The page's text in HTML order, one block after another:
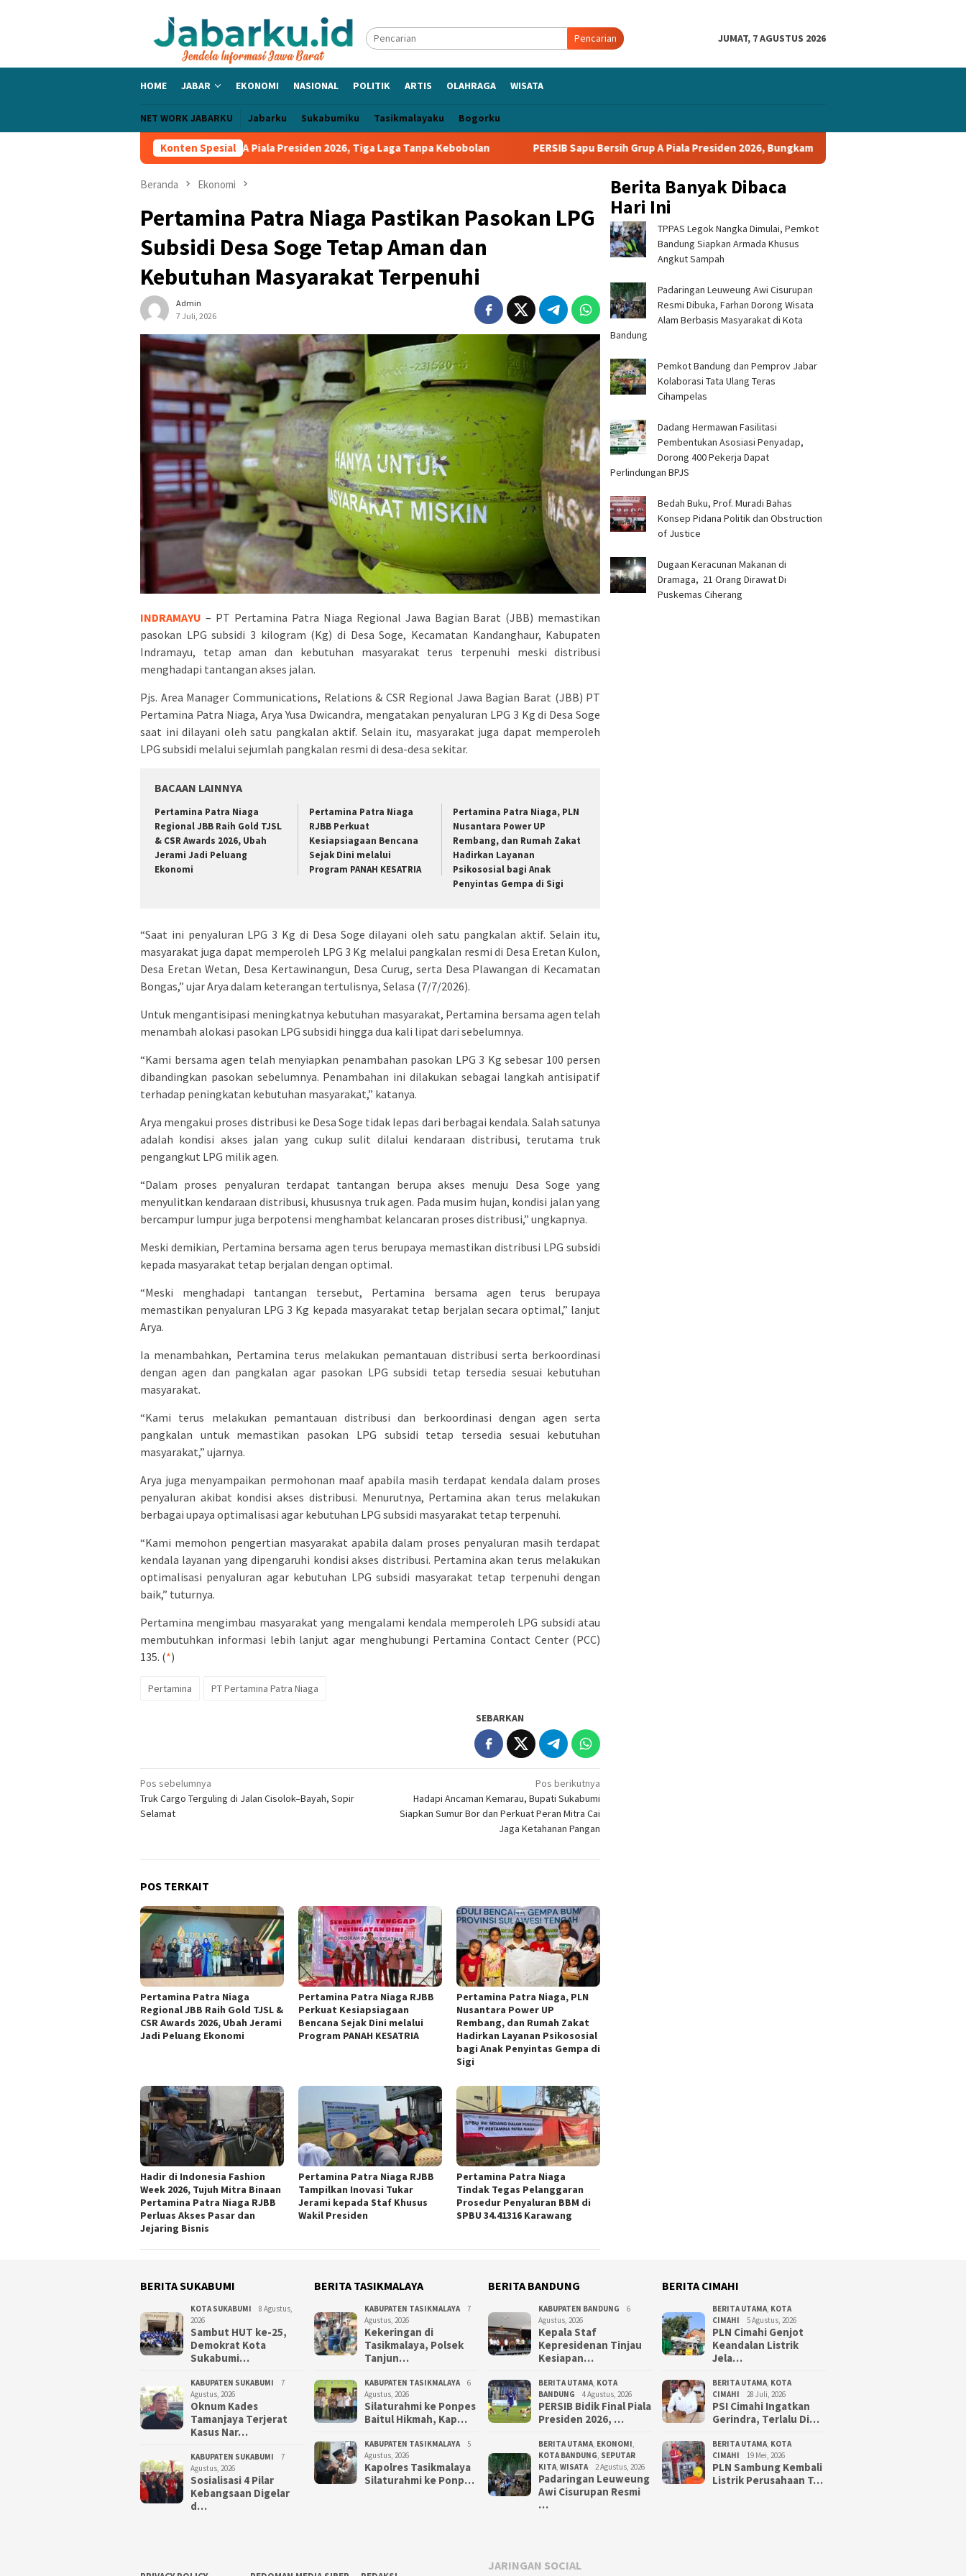
Pencarian JUMAT, 7 AGUSTUS 2026
HOME JABAR EKONOMI NASIONAL POLITIK ARTIS OLAHRAGA WISATA
NET WORK JABARKU Jabarku Sukabumiku Tasikmalayaku Bogorku
Konten Spesial
PERSIB Sapu Bersih Grup A Piala Presiden 2026, Tiga Laga Tanpa Kebobolan PERSIB Sapu Bersih Grup A Piala Presiden 2026, Bungkam Tampines Rovers 1-0 dan Lolos ke Semifinal
Beranda Ekonomi
Pertamina Patra Niaga Pastikan Pasokan LPG
Subsidi Desa Soge Tetap Aman dan
Kebutuhan Masyarakat Terpenuhi
Admin
7 Juli, 2026
INDRAMAYU – PT Pertamina Patra Niaga Regional Jawa Bagian Barat (JBB) memastikan
pasokan LPG subsidi 3 kilogram (Kg) di Desa Soge, Kecamatan Kandanghaur, Kabupaten
Indramayu, tetap aman dan kebutuhan masyarakat terus terpenuhi meski distribusi
menghadapi tantangan akses jalan.
Pjs. Area Manager Communications, Relations & CSR Regional Jawa Bagian Barat (JBB) PT
Pertamina Patra Niaga, Arya Yusa Dwicandra, mengatakan penyaluran LPG 3 Kg di Desa Soge
saat ini dilayani oleh satu pangkalan aktif. Selain itu, masyarakat juga dapat memperoleh
LPG subsidi melalui sejumlah pangkalan resmi di desa-desa sekitar.
BACAAN LAINNYA
Pertamina Patra Niaga
Regional JBB Raih Gold TJSL
& CSR Awards 2026, Ubah
Jerami Jadi Peluang
Ekonomi
Pertamina Patra Niaga
RJBB Perkuat
Kesiapsiagaan Bencana
Sejak Dini melalui
Program PANAH KESATRIA
Pertamina Patra Niaga, PLN
Nusantara Power UP
Rembang, dan Rumah Zakat
Hadirkan Layanan
Psikososial bagi Anak
Penyintas Gempa di Sigi
“Saat ini penyaluran LPG 3 Kg di Desa Soge dilayani oleh satu pangkalan aktif. Selain itu,
masyarakat juga dapat memperoleh LPG 3 Kg melalui pangkalan resmi di Desa Eretan Kulon,
Desa Eretan Wetan, Desa Kertawinangun, Desa Curug, serta Desa Plawangan di Kecamatan
Bongas,” ujar Arya dalam keterangan tertulisnya, Selasa (7/7/2026).
Untuk mengantisipasi meningkatnya kebutuhan masyarakat, Pertamina bersama agen telah
menambah alokasi pasokan LPG subsidi hingga dua kali lipat dari sebelumnya.
“Kami bersama agen telah menyiapkan penambahan pasokan LPG 3 Kg sebesar 100 persen
dibandingkan pasokan sebelumnya. Penambahan ini dilakukan sebagai langkah antisipatif
terhadap peningkatan kebutuhan masyarakat,” katanya.
Arya mengakui proses distribusi ke Desa Soge tidak lepas dari berbagai kendala. Salah satunya
adalah kondisi akses jalan yang cukup sulit dilalui kendaraan distribusi, terutama truk
pengangkut LPG milik agen.
“Dalam proses penyaluran terdapat tantangan berupa akses menuju Desa Soge yang
menyulitkan kendaraan distribusi, khususnya truk agen. Pada musim hujan, kondisi jalan yang
bercampur lumpur juga berpotensi menghambat kelancaran proses distribusi,” ungkapnya.
Meski demikian, Pertamina bersama agen terus berupaya memastikan distribusi LPG subsidi
kepada masyarakat tetap berjalan dengan optimal.
“Meski menghadapi tantangan tersebut, Pertamina bersama agen terus berupaya
memastikan penyaluran LPG 3 Kg kepada masyarakat tetap berjalan secara optimal,” lanjut
Arya.
Ia menambahkan, Pertamina terus melakukan pemantauan distribusi serta berkoordinasi
dengan agen dan pangkalan agar pasokan LPG subsidi tetap tersedia sesuai kebutuhan
masyarakat.
“Kami terus melakukan pemantauan distribusi dan berkoordinasi dengan agen serta
pangkalan untuk memastikan pasokan LPG subsidi tetap tersedia sesuai kebutuhan
masyarakat,” ujarnya.
Arya juga menyampaikan permohonan maaf apabila masih terdapat kendala dalam proses
penyaluran akibat kondisi akses distribusi. Menurutnya, Pertamina akan terus melakukan
berbagai upaya optimalisasi agar kebutuhan LPG subsidi masyarakat tetap terpenuhi.
“Kami memohon pengertian masyarakat apabila dalam proses penyaluran masih terdapat
kendala layanan yang dipengaruhi kondisi akses distribusi. Pertamina akan terus melakukan
optimalisasi penyaluran agar kebutuhan LPG subsidi masyarakat tetap terpenuhi dengan
baik,” tuturnya.
Pertamina mengimbau masyarakat yang mengalami kendala memperoleh LPG subsidi atau
membutuhkan informasi lebih lanjut agar menghubungi Pertamina Contact Center (PCC)
135. (*)
Pertamina PT Pertamina Patra Niaga
SEBARKAN
Navigasi
pos
Pos sebelumnya
Truk Cargo Terguling di Jalan Cisolok–Bayah, Sopir
Selamat
Pos berikutnya
Hadapi Ancaman Kemarau, Bupati Sukabumi
Siapkan Sumur Bor dan Perkuat Peran Mitra Cai
Jaga Ketahanan Pangan
POS TERKAIT
Pertamina Patra Niaga
Regional JBB Raih Gold TJSL &
CSR Awards 2026, Ubah Jerami
Jadi Peluang Ekonomi
Pertamina Patra Niaga RJBB
Perkuat Kesiapsiagaan
Bencana Sejak Dini melalui
Program PANAH KESATRIA
Pertamina Patra Niaga, PLN
Nusantara Power UP
Rembang, dan Rumah Zakat
Hadirkan Layanan Psikososial
bagi Anak Penyintas Gempa di
Sigi
Hadir di Indonesia Fashion
Week 2026, Tujuh Mitra Binaan
Pertamina Patra Niaga RJBB
Perluas Akses Pasar dan
Jejaring Bisnis
Pertamina Patra Niaga RJBB
Tampilkan Inovasi Tukar
Jerami kepada Staf Khusus
Wakil Presiden
Pertamina Patra Niaga
Tindak Tegas Pelanggaran
Prosedur Penyaluran BBM di
SPBU 34.41316 Karawang
Berita Banyak Dibaca
Hari Ini
TPPAS Legok Nangka Dimulai, Pemkot
Bandung Siapkan Armada Khusus
Angkut Sampah
Padaringan Leuweung Awi Cisurupan
Resmi Dibuka, Farhan Dorong Wisata
Alam Berbasis Masyarakat di Kota
Bandung
Pemkot Bandung dan Pemprov Jabar
Kolaborasi Tata Ulang Teras
Cihampelas
Dadang Hermawan Fasilitasi
Pembentukan Asosiasi Penyadap,
Dorong 400 Pekerja Dapat
Perlindungan BPJS
Bedah Buku, Prof. Muradi Bahas
Konsep Pidana Politik dan Obstruction
of Justice
‎Dugaan Keracunan Makanan di
Dramaga, 21 Orang Dirawat Di
Puskemas Ciherang ‎
BERITA SUKABUMI
KOTA SUKABUMI
8 Agustus,
2026
Sambut HUT ke-25,
Demokrat Kota
Sukabumi…
KABUPATEN SUKABUMI
7
Agustus, 2026
Oknum Kades
Tamanjaya Terjerat
Kasus Nar…
KABUPATEN SUKABUMI
7
Agustus, 2026
Sosialisasi 4 Pilar
Kebangsaan Digelar
d…
BERITA TASIKMALAYA
KABUPATEN TASIKMALAYA
7
Agustus, 2026
Kekeringan di
Tasikmalaya, Polsek
Tanjun…
KABUPATEN TASIKMALAYA
6
Agustus, 2026
Silaturahmi ke Ponpes
Baitul Hikmah, Kap…
KABUPATEN TASIKMALAYA
5
Agustus, 2026
Kapolres Tasikmalaya
Silaturahmi ke Ponp…
BERITA BANDUNG
KABUPATEN BANDUNG
6
Agustus, 2026
Kepala Staf
Kepresidenan Tinjau
Kesiapan…
BERITA UTAMA, KOTA
BANDUNG
4 Agustus, 2026
PERSIB Bidik Final Piala
Presiden 2026, …
BERITA UTAMA, EKONOMI,
KOTA BANDUNG, SEPUTAR
KITA, WISATA 2 Agustus, 2026
Padaringan Leuweung
Awi Cisurupan Resmi
…
BERITA CIMAHI
BERITA UTAMA, KOTA
CIMAHI
5 Agustus, 2026
PLN Cimahi Genjot
Keandalan Listrik
Jela…
BERITA UTAMA, KOTA
CIMAHI
28 Juli, 2026
PSI Cimahi Ingatkan
Gerindra, Terlalu Di…
BERITA UTAMA, KOTA
CIMAHI
19 Mei, 2026
PLN Sambung Kembali
Listrik Perusahaan T…
JARINGAN SOCIAL